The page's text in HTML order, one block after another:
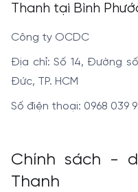
Thanh tại Bình
Công ty OCDC
Địa chỉ: Số 14, Đường số
Đức, TP. HCM
Số điện thoại: 0968 039
Chính sách -
Thanh